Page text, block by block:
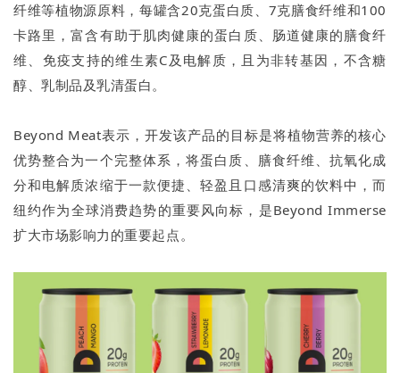
纤维等植物源原料，每罐含20克蛋白质、7克膳食纤维和100
卡路里，富含有助于肌肉健康的蛋白质、肠道健康的膳食纤
维、免疫支持的维生素C及电解质，且为非转基因，不含糖
醇、乳制品及乳清蛋白。
Beyond Meat表示，开发该产品的目标是将植物营养的核心
优势整合为一个完整体系，将蛋白质、膳食纤维、抗氧化成
分和电解质浓缩于一款便捷、轻盈且口感清爽的饮料中，而
纽约作为全球消费趋势的重要风向标，是Beyond Immerse
扩大市场影响力的重要起点。